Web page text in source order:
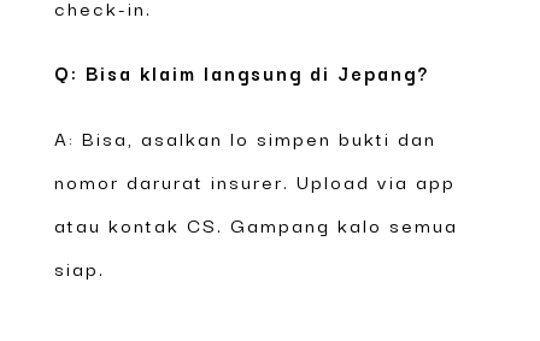
check-in.
Q: Bisa klaim langsung di Jepang?
A: Bisa, asalkan lo simpen bukti dan
nomor darurat insurer. Upload via app
atau kontak CS. Gampang kalo semua
siap.